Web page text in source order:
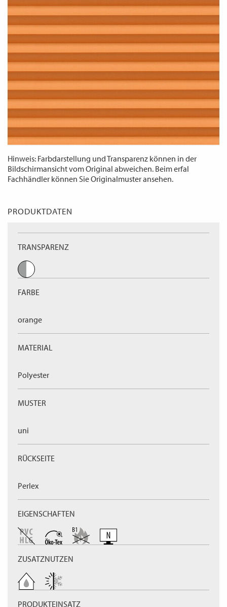
WECHSELN
DE
Hinweis: Farbdarstellung und Transparenz können in der
Bildschirmansicht vom Original abweichen. Beim erfal
Fachhändler können Sie Originalmuster ansehen.
PRODUKTDATEN
TRANSPARENZ
FARBE
orange
MATERIAL
Polyester
MUSTER
uni
RÜCKSEITE
Perlex
EIGENSCHAFTEN
ZUSATZNUTZEN
PRODUKTEINSATZ